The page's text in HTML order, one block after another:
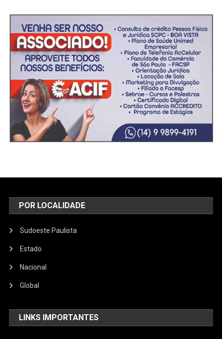
POR LOCALIDADE
Sudoeste Paulista
Estado
Nacional
Global
LINKS IMPORTANTES